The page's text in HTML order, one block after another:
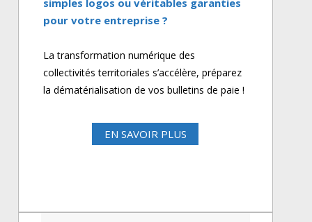
simples logos ou véritables garanties
pour votre entreprise ?
La transformation numérique des
collectivités territoriales s’accélère, préparez
la dématérialisation de vos bulletins de paie !
EN SAVOIR PLUS